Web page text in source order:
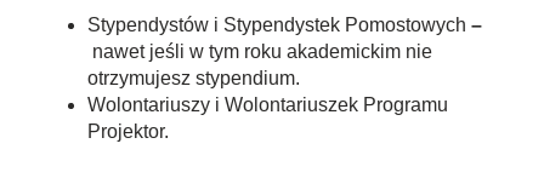
Stypendystów i Stypendystek Pomostowych –
nawet jeśli w tym roku akademickim nie
otrzymujesz stypendium.
Wolontariuszy i Wolontariuszek Programu
Projektor.